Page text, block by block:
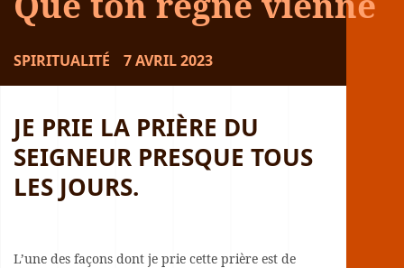
SPIRITUALITÉ 7 AVRIL 2023
JE PRIE LA PRIÈRE DU
SEIGNEUR PRESQUE TOUS
LES JOURS.
L’une des façons dont je prie cette prière est de